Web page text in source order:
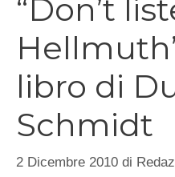
“Don’t
libro di
Schmidt
2 Dicembre 2010 di